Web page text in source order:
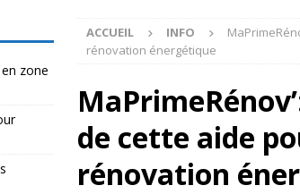
ACCUEIL INFO
rénovation énergétique
de cette aide
rénovation
zone